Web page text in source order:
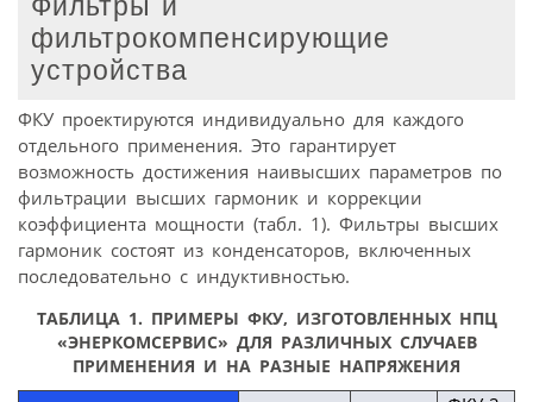
Фильтры и
фильтрокомпенсирующие
устройства
ФКУ проектируются индивидуально для каждого
отдельного применения. Это гарантирует
возможность достижения наивысших параметров по
фильтрации высших гармоник и коррекции
коэффициента мощности (табл. 1). Фильтры высших
гармоник состоят из конденсаторов, включенных
последовательно с индуктивностью.
ТАБЛИЦА 1. ПРИМЕРЫ ФКУ, ИЗГОТОВЛЕННЫХ НПЦ
«ЭНЕРКОМСЕРВИС» ДЛЯ РАЗЛИЧНЫХ СЛУЧАЕВ
ПРИМЕНЕНИЯ И НА РАЗНЫЕ НАПРЯЖЕНИЯ